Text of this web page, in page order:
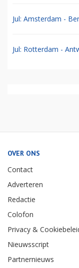
Jul: Amsterdam -
Jul: Rotterdam -
OVER ONS
Contact
Adverteren
Redactie
Colofon
Privacy &
Nieuwsscript
Partnernieuws